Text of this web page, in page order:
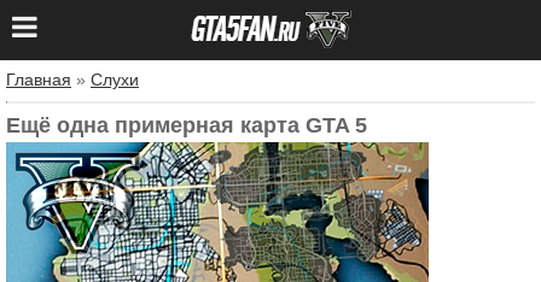
Главная » Слухи
Ещё одна примерная карта GTA 5